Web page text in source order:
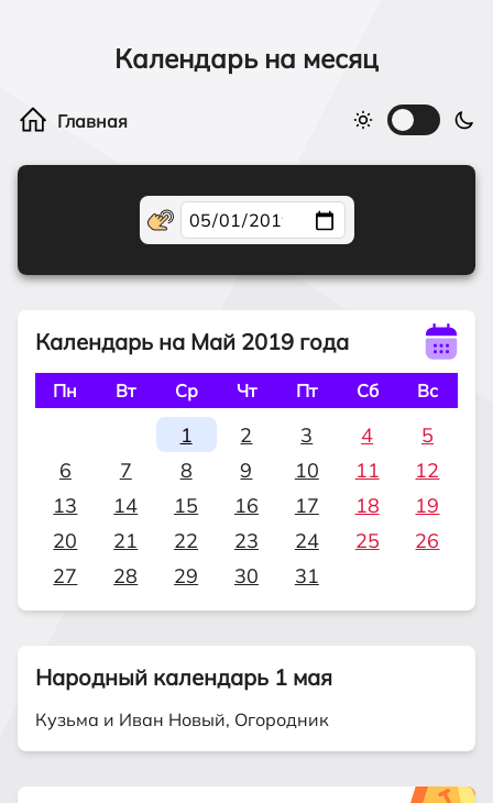
Календарь на месяц
Календарь на Май 2019 года
Пн Вт Ср Чт Пт Сб Вс
1 2 3 4
5
6
7 8 9 10 11
12
13
14 15 16 17 18
19
20
21 22 23 24 25
26
27
28 29 30 31
Народный календарь 1 мая
Кузьма и Иван Новый, Огородник